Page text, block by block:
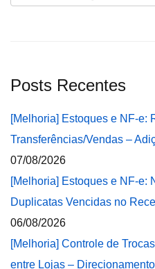
Posts Recentes
[Melhoria] Estoques e NF-e:
Transferências/Vendas –
07/08/2026
[Melhoria] Estoques e NF-e:
Duplicatas Vencidas no
06/08/2026
[Melhoria] Controle de
entre Lojas –